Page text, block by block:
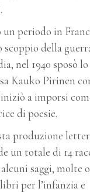
un periodo in
scoppio della
nel 1940 sposò
Kauko Pirinen
a imporsi
di poesie.
produzione
un totale di 14
saggi, molte
per l’infanzia e